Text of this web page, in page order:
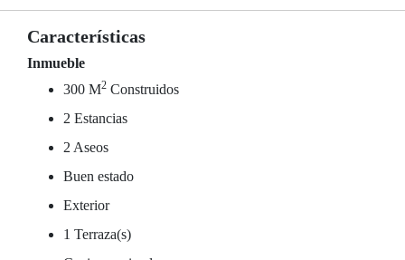
Características
Inmueble
300 M2 Construidos
2 Estancias
2 Aseos
Buen estado
Exterior
1 Terraza(s)